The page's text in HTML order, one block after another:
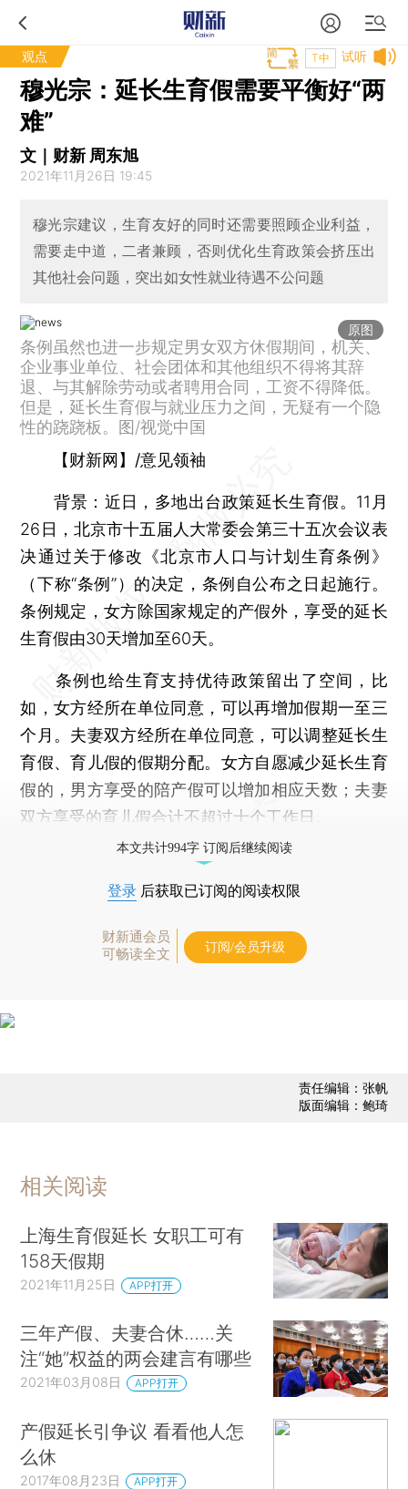
观点 试听
T中
穆光宗：延长生育假需要平衡好“两
难”
文｜财新 周东旭
2021年11月26日 19:45
穆光宗建议，生育友好的同时还需要照顾企业利益，
需要走中道，二者兼顾，否则优化生育政策会挤压出
其他社会问题，突出如女性就业待遇不公问题
原图
条例虽然也进一步规定男女双方休假期间，机关、
企业事业单位、社会团体和其他组织不得将其辞
退、与其解除劳动或者聘用合同，工资不得降低。
但是，延长生育假与就业压力之间，无疑有一个隐
性的跷跷板。图/视觉中国
【财新网】/意见领袖
背景： 近日，多地出台政策延长生育假。11月
26日，北京市十五届人大常委会第三十五次会议表
决通过关于修改《北京市人口与计划生育条例》
（下称“条例”）的决定，条例自公布之日起施行。
条例规定，女方除国家规定的产假外，享受的延长
生育假由30天增加至60天。
条例也给生育支持优待政策留出了空间，比
如，女方经所在单位同意，可以再增加假期一至三
个月。夫妻双方经所在单位同意，可以调整延长生
育假、育儿假的假期分配。女方自愿减少延长生育
假的，男方享受的陪产假可以增加相应天数；夫妻
双方享受的育儿假合计不超过十个工作日。
本文共计994字 订阅后继续阅读
登录 后获取已订阅的阅读权限
财新通会员
可畅读全文
订阅/会员升级
责任编辑：张帆
版面编辑：鲍琦
相关阅读
上海生育假延长 女职工可有
158天假期
2021年11月25日 APP打开
三年产假、夫妻合休……关
注“她”权益的两会建言有哪些
2021年03月08日 APP打开
产假延长引争议 看看他人怎
么休
2017年08月23日 APP打开